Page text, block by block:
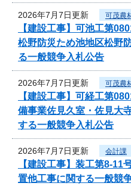
2026年7月7日更新 可茂農
【建設工事】可池工第
松野防災ため池地区松野
る一般競争入札公告
2026年7月7日更新 可茂農
【建設工事】可経工第
備事業佐見久室・佐見大
する一般競争入札公告
2026年7月7日更新 会計課
【建設工事】装工第8-11
置他工事に関する一般競